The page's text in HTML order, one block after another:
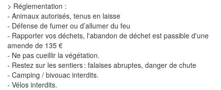
> Réglementation :
- Animaux autorisés, tenus en laisse
- Défense de fumer ou d’allumer du feu
- Rapporter vos déchets, l'abandon de déchet est passible d'une
amende de 135 €
- Ne pas cueillir la végétation.
- Restez sur les sentiers : falaises abruptes, danger de chute
- Camping / bivouac interdits.
- Vélos interdits.